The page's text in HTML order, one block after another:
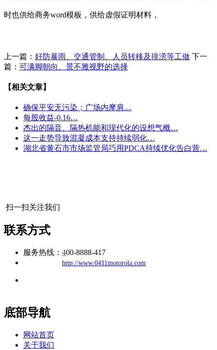
时也供给商务word模板，供给虚假证明材料，
上一篇： 好防暴雨、交通管制、人员转移及排涝等工做 下一
篇： 可满脚朝向、景不雅视野的选择
【相关文章】
确保平安无污染；广场内摩肩…
每股收益-0.16…
杰出的隔音、隔热机能和现代化的设想气概…
这一走势导致混凝成本支持持续弱化…
湖北省黄石市市场监管局巧用PDCA持续优化告白营…
扫一扫关注我们
联系方式
服务热线： 400-8888-417
http://www.0411motorola.com
底部导航
网站首页
关于我们